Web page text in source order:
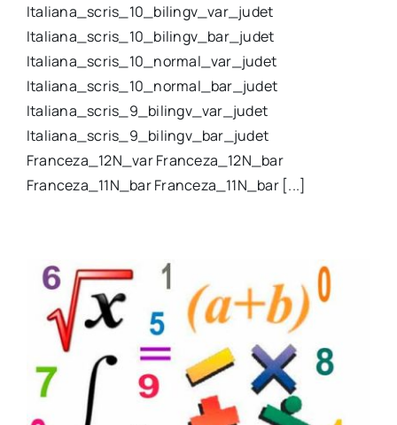
Italiana_scris_10_bilingv_var_judet
Italiana_scris_10_bilingv_bar_judet
Italiana_scris_10_normal_var_judet
Italiana_scris_10_normal_bar_judet
Italiana_scris_9_bilingv_var_judet
Italiana_scris_9_bilingv_bar_judet
Franceza_12N_var Franceza_12N_bar
Franceza_11N_bar Franceza_11N_bar [...]